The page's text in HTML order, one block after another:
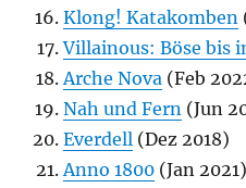
Klong! Katakomben
Villainous: Böse bis
Arche Nova (Feb
Nah und Fern (Jun
Everdell (Dez 2018)
Anno 1800 (Jan 2021)